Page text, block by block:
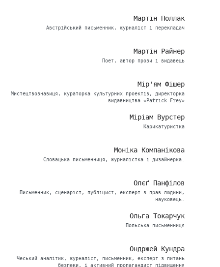
Мартін Поллак
Австрійський письменник, журналіст і перекладач
Мартін Райнер
Поет, автор прози і видавець
Мір'ям Фішер
Мистецтвознавиця, кураторка культурних проектів, директорка
видавництва «Patrick Frey»
Міріам Вурстер
Карикатуристка
Моніка Компанікова
Словацька письменниця, журналістка і дизайнерка.
Олєґ Панфілов
Письменник, сценаріст, публіцист, експерт з прав людини,
науковець.
Ольга Токарчук
Польська письменниця
Ондржей Кундра
Чеський аналітик, журналіст, письменник, експерт з питань
безпеки, і активний пропагандист підвищення